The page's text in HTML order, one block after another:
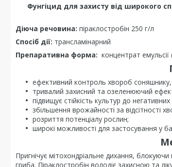
Фунгіцид для захисту від широкого
Діюча речовина: піраклостробін 250 г/л
Спосіб дії: трансламінарний
Препаративна форма: концентрат емульсії
ефективний контроль хвороб соняшнику,
тривалий захисний та озеленюючий
підвищує стійкість культур до
збільшення врожайності за відсітності
розриття потенціалу рослин;
широкі можливості для застосування у
Пригнічує мітохондріальне дихання,
гриба. Піраклостробін володіє захисною та